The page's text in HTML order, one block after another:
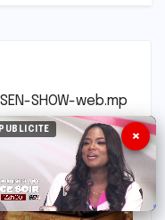
SHOW-web.mp
×
PUBLICITE